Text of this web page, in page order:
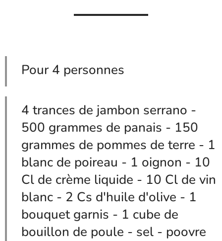
Pour 4 personnes
4 trances de jambon serrano -
500 grammes de panais - 150
grammes de pommes de terre - 1
blanc de poireau - 1 oignon - 10
Cl de crème liquide - 10 Cl de vin
blanc - 2 Cs d'huile d'olive - 1
bouquet garnis - 1 cube de
bouillon de poule - sel - poovre